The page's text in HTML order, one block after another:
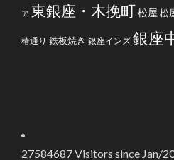
ア 東銀座・木挽町松屋 松
椿通り 鉄板焼き 銀座インズ 銀座
27584687Visitors since Jan/